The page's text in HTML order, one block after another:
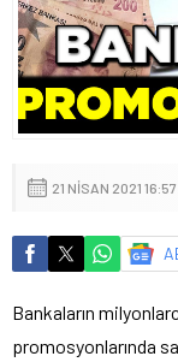
21 NISAN 2021
Bankaların
promosyonlarında